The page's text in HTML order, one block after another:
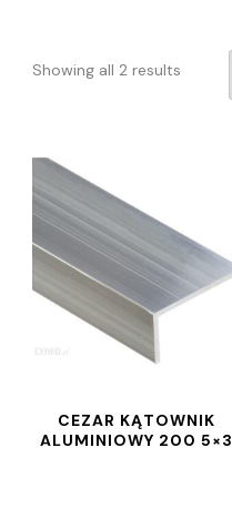
Showing all 2 results
CEZAR KĄTOWNIK
ALUMINIOWY 200 5×3